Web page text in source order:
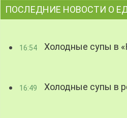
ПОСЛЕДНИЕ НОВОСТИ О
16:54 Холодные супы в
16:49 Холодные супы в